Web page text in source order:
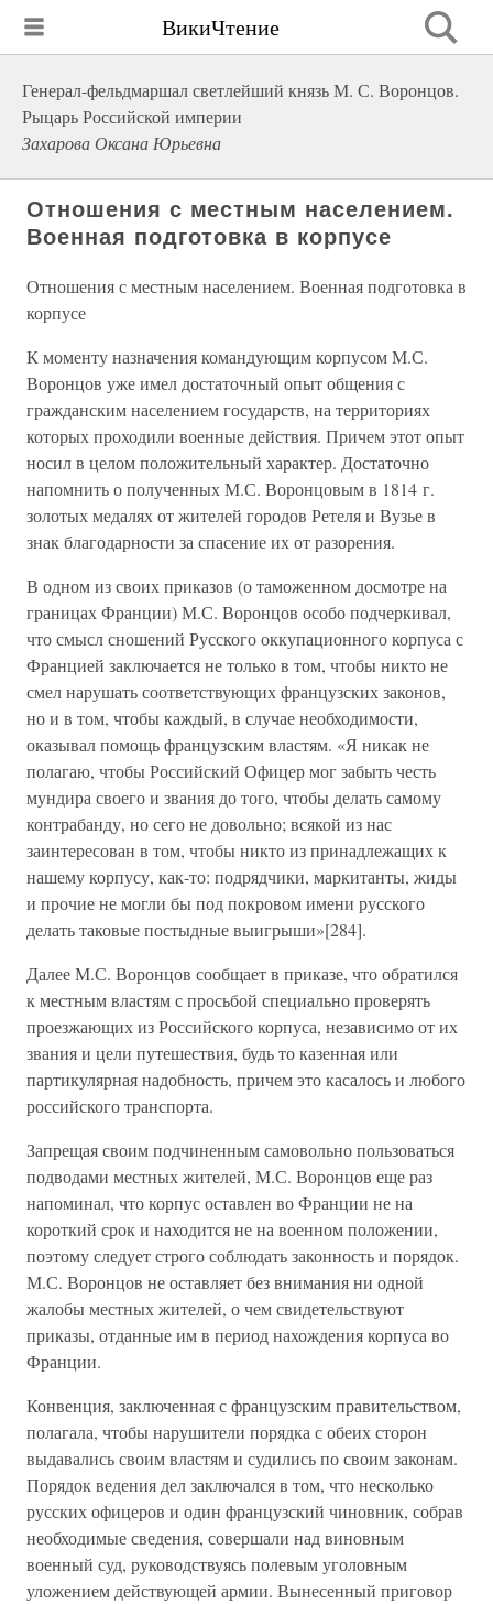
ВикиЧтение
Генерал-фельдмаршал светлейший князь М. С. Воронцов.
Рыцарь Российской империи
Захарова Оксана Юрьевна
Отношения с местным населением.
Военная подготовка в корпусе
Отношения с местным населением. Военная подготовка в
корпусе
К моменту назначения командующим корпусом М.С.
Воронцов уже имел достаточный опыт общения с
гражданским населением государств, на территориях
которых проходили военные действия. Причем этот опыт
носил в целом положительный характер. Достаточно
напомнить о полученных М.С. Воронцовым в 1814 г.
золотых медалях от жителей городов Ретеля и Вузье в
знак благодарности за спасение их от разорения.
В одном из своих приказов (о таможенном досмотре на
границах Франции) М.С. Воронцов особо подчеркивал,
что смысл сношений Русского оккупационного корпуса с
Францией заключается не только в том, чтобы никто не
смел нарушать соответствующих французских законов,
но и в том, чтобы каждый, в случае необходимости,
оказывал помощь французским властям. «Я никак не
полагаю, чтобы Российский Офицер мог забыть честь
мундира своего и звания до того, чтобы делать самому
контрабанду, но сего не довольно; всякой из нас
заинтересован в том, чтобы никто из принадлежащих к
нашему корпусу, как-то: подрядчики, маркитанты, жиды
и прочие не могли бы под покровом имени русского
делать таковые постыдные выигрыши»[284].
Далее М.С. Воронцов сообщает в приказе, что обратился
к местным властям с просьбой специально проверять
проезжающих из Российского корпуса, независимо от их
звания и цели путешествия, будь то казенная или
партикулярная надобность, причем это касалось и любого
российского транспорта.
Запрещая своим подчиненным самовольно пользоваться
подводами местных жителей, М.С. Воронцов еще раз
напоминал, что корпус оставлен во Франции не на
короткий срок и находится не на военном положении,
поэтому следует строго соблюдать законность и порядок.
М.С. Воронцов не оставляет без внимания ни одной
жалобы местных жителей, о чем свидетельствуют
приказы, отданные им в период нахождения корпуса во
Франции.
Конвенция, заключенная с французским правительством,
полагала, чтобы нарушители порядка с обеих сторон
выдавались своим властям и судились по своим законам.
Порядок ведения дел заключался в том, что несколько
русских офицеров и один французский чиновник, собрав
необходимые сведения, совершали над виновным
военный суд, руководствуясь полевым уголовным
уложением действующей армии. Вынесенный приговор